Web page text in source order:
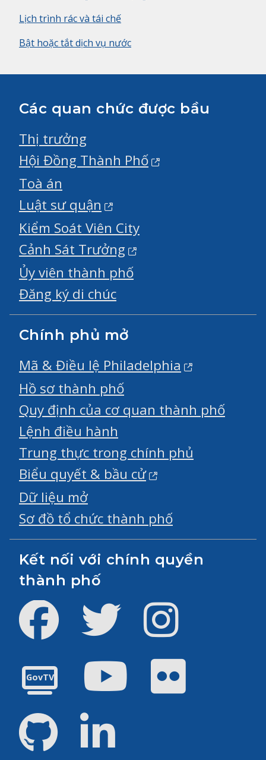
Lịch trình rác và tái chế
Bật hoặc tắt dịch vụ nước
Các quan chức được bầu
Thị trưởng
Hội Đồng Thành Phố
Toà án
Luật sư quận
Kiểm Soát Viên City
Cảnh Sát Trưởng
Ủy viên thành phố
Đăng ký di chúc
Chính phủ mở
Mã & Điều lệ Philadelphia
Hồ sơ thành phố
Quy định của cơ quan thành phố
Lệnh điều hành
Trung thực trong chính phủ
Biểu quyết & bầu cử
Dữ liệu mở
Sơ đồ tổ chức thành phố
Kết nối với chính quyền
thành phố
Facebook Twitter
GovTV
Youtube
GitHub